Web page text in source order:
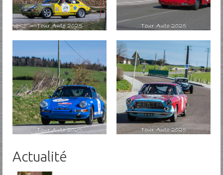
Actualité